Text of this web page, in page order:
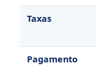
Taxas
Pagamento